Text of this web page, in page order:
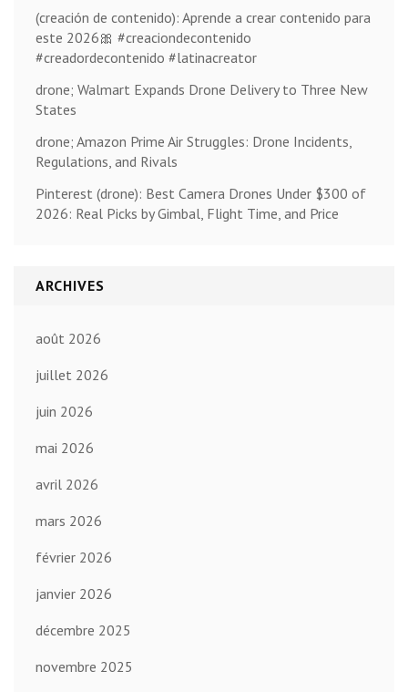
(creación de contenido): Aprende a crear contenido para
este 2026🎀 #creaciondecontenido
#creadordecontenido #latinacreator
drone; Walmart Expands Drone Delivery to Three New
States
drone; Amazon Prime Air Struggles: Drone Incidents,
Regulations, and Rivals
Pinterest (drone): Best Camera Drones Under $300 of
2026: Real Picks by Gimbal, Flight Time, and Price
ARCHIVES
août 2026
juillet 2026
juin 2026
mai 2026
avril 2026
mars 2026
février 2026
janvier 2026
décembre 2025
novembre 2025